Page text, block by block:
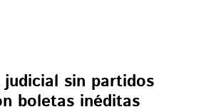
sin partidos
boletas inéditas